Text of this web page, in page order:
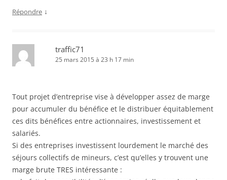
Répondre ↓
traffic71
25 mars 2015 à 23 h 17 min
Tout projet d’entreprise vise à développer assez de marge
pour accumuler du bénéfice et le distribuer équitablement
ces dits bénéfices entre actionnaires, investissement et
salariés.
Si des entreprises investissent lourdement le marché des
séjours collectifs de mineurs, c’est qu’elles y trouvent une
marge brute TRES intéressante :